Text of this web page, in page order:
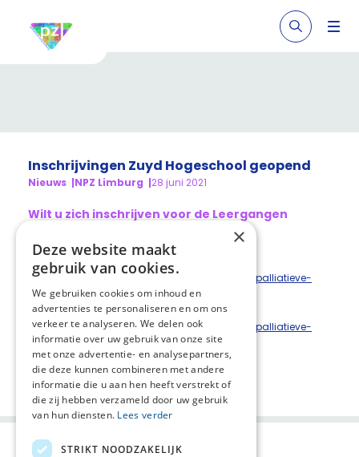
Inschrijvingen Zuyd Hogeschool geopend
Nieuws NPZ Limburg 28 juni 2021
Wilt u zich inschrijven voor de Leergangen
Palliatieve Zorg Zuyd Hogeschool?
Dat kan via de onderstaande links:
https://www.zuydprofessional.nl/opleidingen/palliatieve-
zorg-voor-verzorgenden
https://www.zuydprofessional.nl/opleidingen/palliatieve-
zorg-interdisciplinair
Deel deze pagina:
×
Deze website maakt
gebruik van cookies.
We gebruiken cookies om inhoud en
advertenties te personaliseren en om ons
verkeer te analyseren. We delen ook
informatie over uw gebruik van onze site
met onze advertentie- en analysepartners,
die deze kunnen combineren met andere
informatie die u aan hen heeft verstrekt of
die zij hebben verzameld door uw gebruik
van hun diensten. Lees verder
STRIKT NOODZAKELIJK